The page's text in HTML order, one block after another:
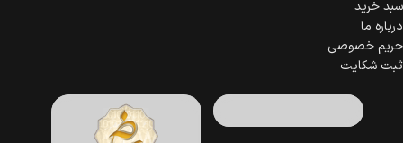
سبد خرید
درباره ما
حریم خصوصی
ثبت شکایت